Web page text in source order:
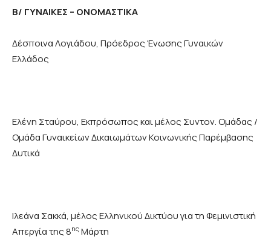
Β/ ΓΥΝΑΙΚΕΣ – ΟΝΟΜΑΣΤΙΚΑ
Δέσποινα Λογιάδου, Πρόεδρος Ένωσης Γυναικών
Ελλάδος
Ελένη Σταύρου, Εκπρόσωπος και μέλος Συντον. Ομάδας /
Ομάδα Γυναικείων Δικαιωμάτων Κοινωνικής Παρέμβασης
Δυτικά
Ιλεάνα Σακκά, μέλος Ελληνικού Δικτύου για τη Φεμινιστική
Απεργία της 8ης Μάρτη